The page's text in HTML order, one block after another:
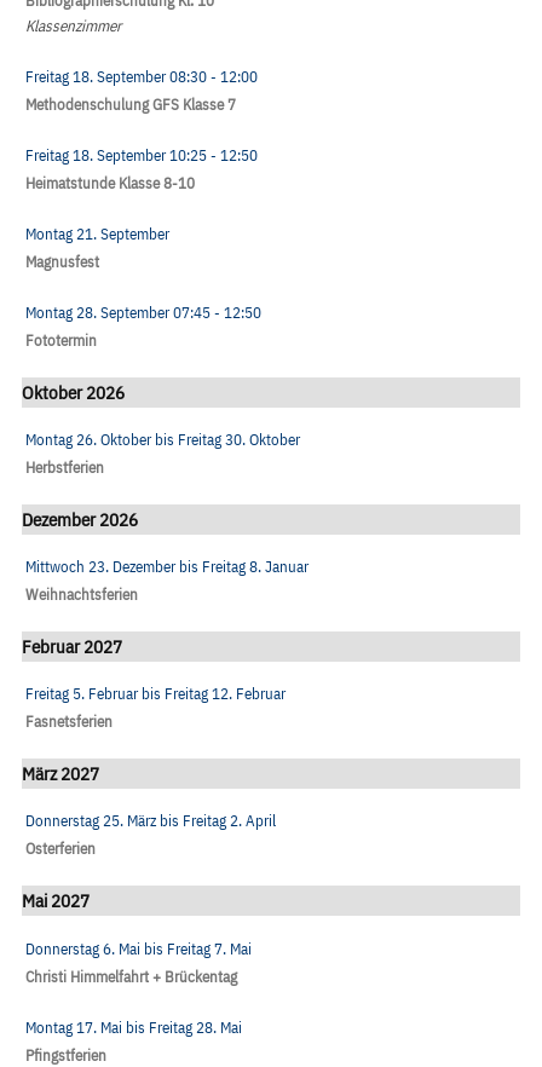
Klassenzimmer
Freitag 18. September08:30- 12:00
Methodenschulung GFS Klasse 7
Freitag 18. September10:25- 12:50
Heimatstunde Klasse 8-10
Montag 21. September
Magnusfest
Montag 28. September07:45- 12:50
Fototermin
Oktober 2026
Montag 26. Oktoberbis Freitag 30. Oktober
Herbstferien
Dezember 2026
Mittwoch 23. Dezemberbis Freitag 8. Januar
Weihnachtsferien
Februar 2027
Freitag 5. Februarbis Freitag 12. Februar
Fasnetsferien
März 2027
Donnerstag 25. März bis Freitag 2. April
Osterferien
Mai 2027
Donnerstag 6. Mai bis Freitag 7. Mai
Christi Himmelfahrt + Brückentag
Montag 17. Mai bis Freitag 28. Mai
Pfingstferien